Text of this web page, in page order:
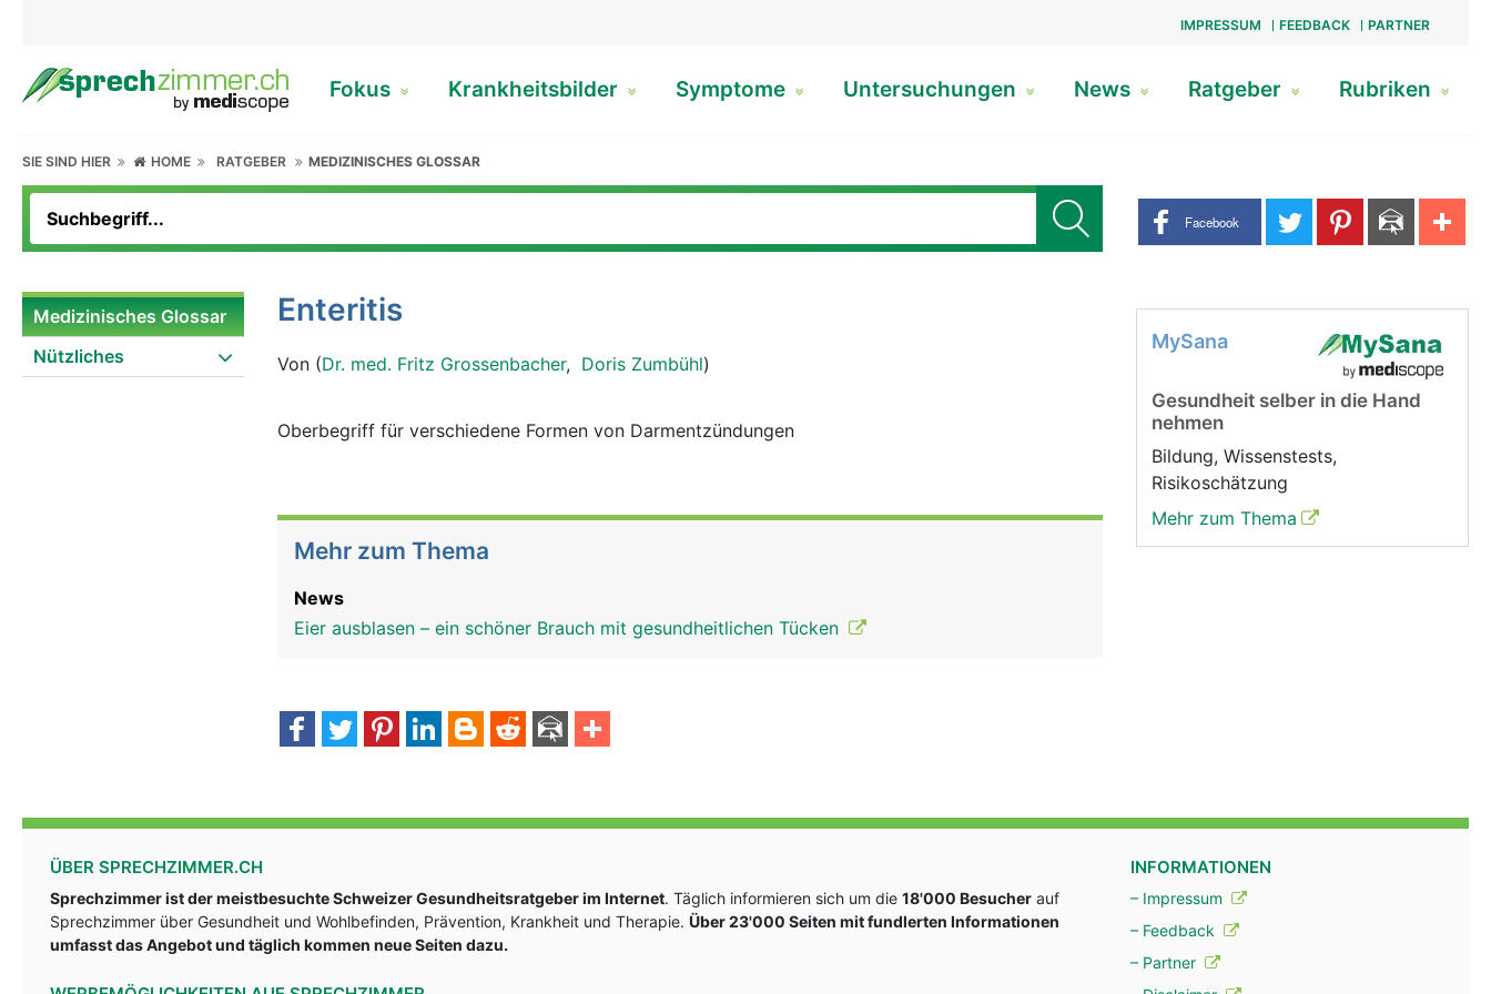
IMPRESSUM FEEDBACK PARTNER
Fokus Krankheitsbilder Symptome Untersuchungen News Ratgeber Rubriken
SIE SIND HIER HOME RATGEBER MEDIZINISCHES GLOSSAR
Share buttons
Facebook
Medizinisches Glossar
Nützliches
Enteritis
Von (Dr. med. Fritz Grossenbacher, Doris Zumbühl)
Oberbegriff für verschiedene Formen von Darmentzündungen
Mehr zum Thema
News
Eier ausblasen – ein schöner Brauch mit gesundheitlichen Tücken
MySana
Gesundheit selber in die Hand
nehmen
Bildung, Wissenstests,
Risikoschätzung
Mehr zum Thema
ÜBER SPRECHZIMMER.CH
Sprechzimmer ist der meistbesuchte Schweizer Gesundheitsratgeber im Internet. Täglich informieren sich um die 18'000 Besucher auf
Sprechzimmer über Gesundheit und Wohlbefinden, Prävention, Krankheit und Therapie. Über 23'000 Seiten mit fundlerten Informationen
umfasst das Angebot und täglich kommen neue Seiten dazu.
INFORMATIONEN
– Impressum
– Feedback
– Partner